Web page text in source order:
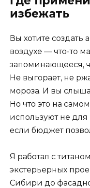
избежать
Вы хотите создать
воздухе — что-то
запоминающееся,
Не выгорает, не
мороза. И вы
Но что это на
используют не
если бюджет
Я работал с
экстерьерных
Сибири до